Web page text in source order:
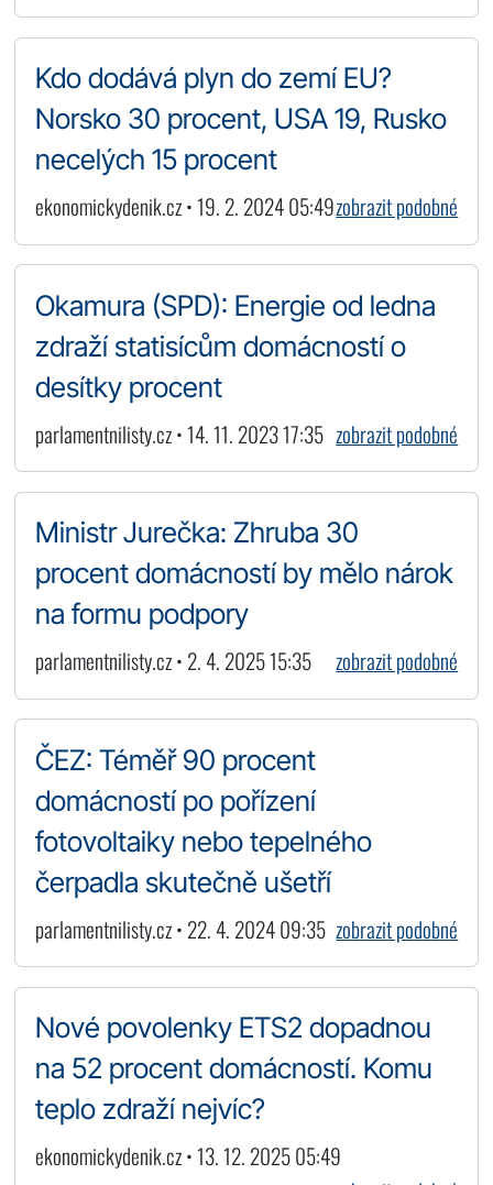
Kdo dodává plyn do zemí EU?
Norsko 30 procent, USA 19, Rusko
necelých 15 procent
ekonomickydenik.cz • 19. 2. 2024 05:49zobrazit podobné
Okamura (SPD): Energie od ledna
zdraží statisícům domácností o
desítky procent
parlamentnilisty.cz • 14. 11. 2023 17:35 zobrazit podobné
Ministr Jurečka: Zhruba 30
procent domácností by mělo nárok
na formu podpory
parlamentnilisty.cz • 2. 4. 2025 15:35 zobrazit podobné
ČEZ: Téměř 90 procent
domácností po pořízení
fotovoltaiky nebo tepelného
čerpadla skutečně ušetří
parlamentnilisty.cz • 22. 4. 2024 09:35 zobrazit podobné
Nové povolenky ETS2 dopadnou
na 52 procent domácností. Komu
teplo zdraží nejvíc?
ekonomickydenik.cz • 13. 12. 2025 05:49